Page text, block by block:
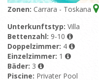
Zonen: Carrara - Toskana
Unterkunftstyp: Villa
Bettenzahl: 9-10
Doppelzimmer: 4
Einzelzimmer: 1
Bäder: 3
Piscine: Privater Pool